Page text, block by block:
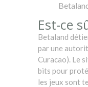
Est-ce
Betaland
par une
Curacao). Le
bits pour
les jeux sont